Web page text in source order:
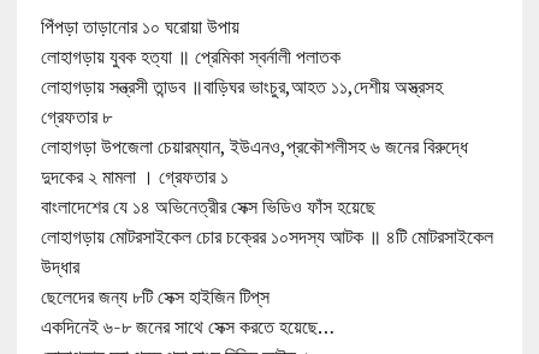
পিঁপড়া তাড়ানোর ১০ ঘরোয়া উপায়
লোহাগড়ায় যুবক হত্যা ॥ প্রেমিকা স্বর্নালী পলাতক
লোহাগড়ায় সন্ত্রসী তান্ডব ॥বাড়িঘর ভাংচুর,আহত ১১,দেশীয় অস্ত্রসহ
গ্রেফতার ৮
লোহাগড়া উপজেলা চেয়ারম্যান, ইউএনও,প্রকৌশলীসহ ৬ জনের বিরুদ্ধে
দুদকের ২ মামলা । গ্রেফতার ১
বাংলাদেশের যে ১৪ অভিনেত্রীর সেক্স ভিডিও ফাঁস হয়েছে
লোহাগড়ায় মোটরসাইকেল চোর চক্রের ১০সদস্য আটক ॥ ৪টি মোটরসাইকেল
উদ্ধার
ছেলেদের জন্য ৮টি সেক্স হাইজিন টিপ্‌স
একদিনেই ৬-৮ জনের সাথে সেক্স করতে হয়েছে…